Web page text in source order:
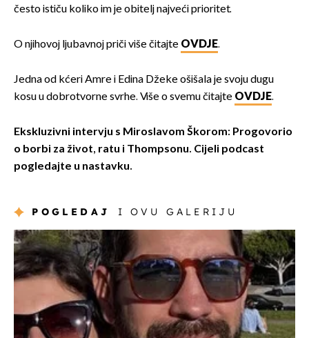
često ističu koliko im je obitelj najveći prioritet.
O njihovoj ljubavnoj priči više čitajte OVDJE.
Jedna od kćeri Amre i Edina Džeke ošišala je svoju dugu
kosu u dobrotvorne svrhe. Više o svemu čitajte OVDJE.
Ekskluzivni intervju s Miroslavom Škorom: Progovorio
o borbi za život, ratu i Thompsonu. Cijeli podcast
pogledajte u nastavku.
POGLEDAJ I OVU GALERIJU